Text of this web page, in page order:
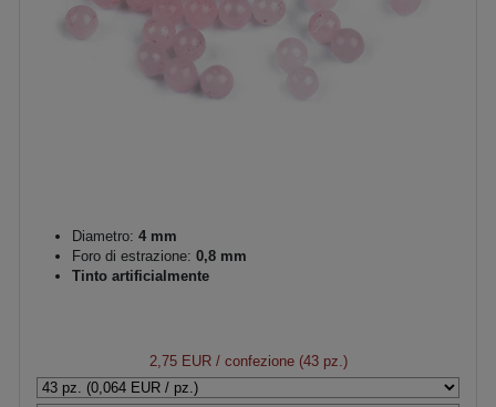
Diametro: 4 mm
Foro di estrazione: 0,8 mm
Tinto artificialmente
2,75 EUR/ confezione (43 pz.)